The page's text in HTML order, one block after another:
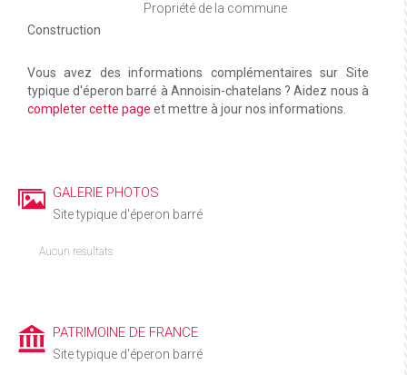
Propriété de la commune
Construction
Vous avez des informations complémentaires sur Site
typique d'éperon barré à Annoisin-chatelans ? Aidez nous à
completer cette page et mettre à jour nos informations.
GALERIE PHOTOS
Site typique d'éperon barré
Aucun resultats
PATRIMOINE DE FRANCE
Site typique d'éperon barré